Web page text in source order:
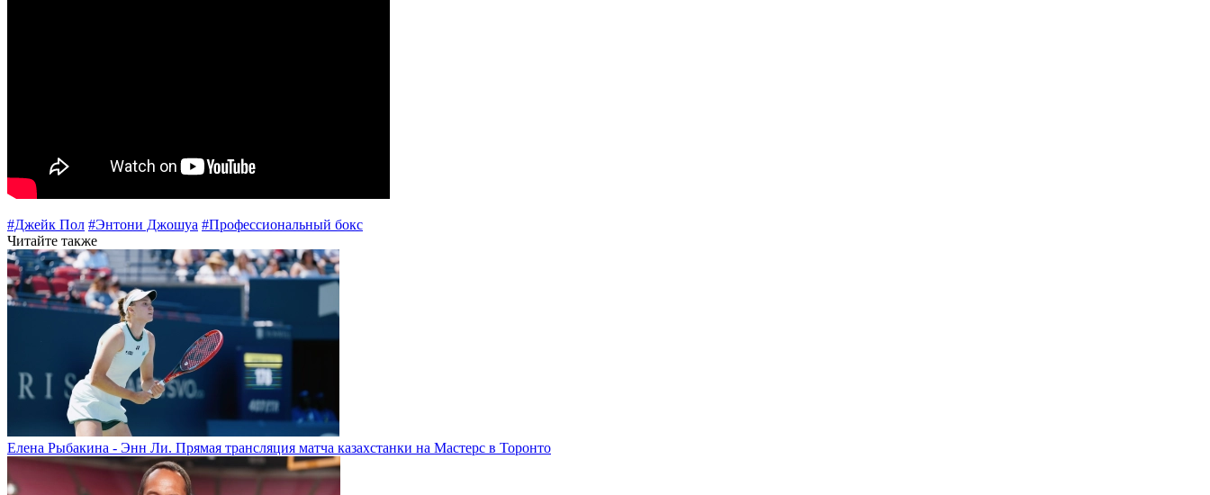
#Джейк Пол #Энтони Джошуа #Профессиональный бокс
Читайте также
Елена Рыбакина - Энн Ли. Прямая трансляция матча казахстанки на Мастерс в Торонто